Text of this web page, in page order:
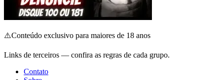
⚠️Conteúdo exclusivo para maiores de 18 anos
Links de terceiros — confira as regras de cada grupo.
Contato